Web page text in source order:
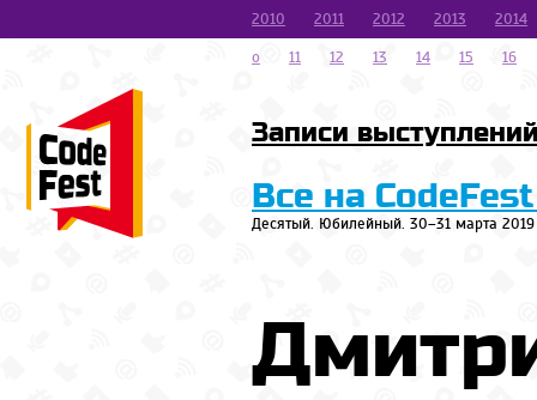
2010 2011 2012 2013
2014
o
11 12 13 14 15 16
Записи
Все на
Десятый. Юбилейный. 30–31 марта 2019